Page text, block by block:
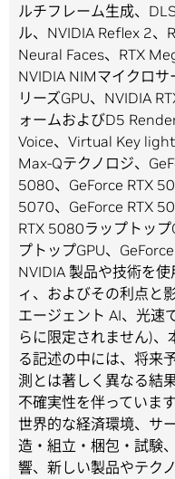
ルチフレーム生成、
ル、NVIDIA Reflex 2、
Neural Faces、RTX
NVIDIA NIMマイクロ
リーズGPU、NVIDIA
ォームおよびD5
Voice、Virtual Key
Max-Qテクノロジ、
5080、GeForce RTX
5070、GeForce RTX
RTX 5080ラップトッ
プトップGPU、
NVIDIA 製品や技術を
ィ、およびその利点と
エージェント AI、光速
らに限定されません)
る記述の中には、将来
測とは著しく異なる結
不確実性を伴っていま
世界的な経済環境、サ
造・組立・梱包・試験
響、新しい製品やテク